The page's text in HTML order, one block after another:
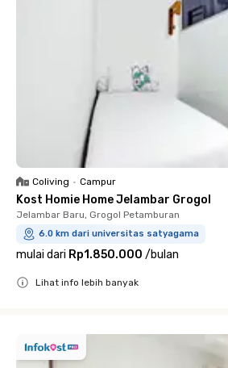
Coliving • Campur
Kost Homie Home Jelambar Grogol
Jelambar Baru, Grogol Petamburan
6.0 km dari universitas satyagama
mulai dari Rp1.850.000 /bulan
Lihat info lebih banyak